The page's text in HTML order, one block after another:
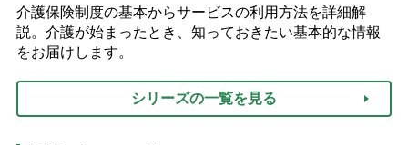
介護保険制度の基本からサービスの利用方法を詳細解
説。介護が始まったとき、知っておきたい基本的な情報
をお届けします。
シリーズの一覧を見る